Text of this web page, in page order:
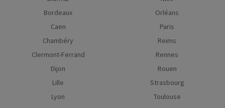
Bordeaux
Caen
Chambéry
Clermont-Ferrand
Dijon
Lille
Lyon
Orléans
Paris
Reims
Rennes
Rouen
Strasbourg
Toulouse